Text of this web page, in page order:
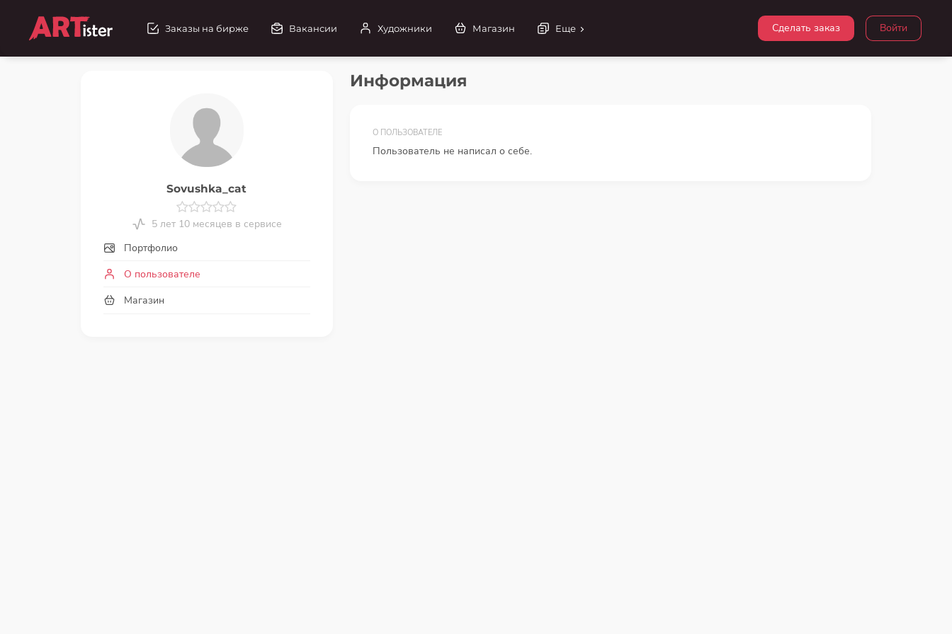
Войти
Сделать заказ
Заказы на бирже Вакансии Художники Магазин Еще
Sovushka_cat
5 лет 10 месяцев в сервисе
Портфолио
О пользователе
Магазин
Информация
О ПОЛЬЗОВАТЕЛЕ
Пользователь не написал о себе.